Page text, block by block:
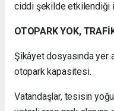
ciddi şekilde etkilendiği
OTOPARK YOK,
Şikâyet dosyasında yer
otopark kapasitesi.
Vatandaşlar, tesisin